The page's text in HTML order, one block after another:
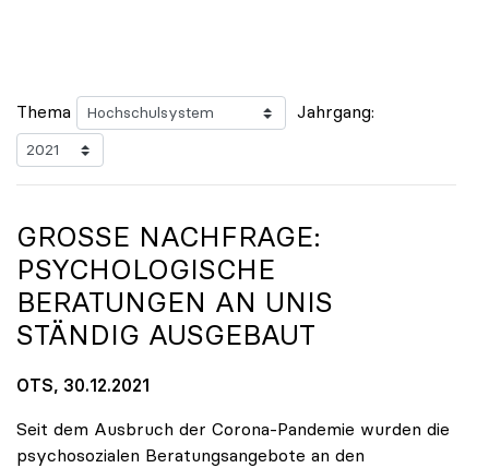
Thema Jahrgang:
GROSSE NACHFRAGE: P
SYCHOLOGISCHE B
ERATUNGEN AN UNIS S
TÄNDIG AUSGEBAUT
OTS, 30.12.2021
Seit dem Ausbruch der Corona-Pandemie wurden die
psychosozialen Beratungsangebote an den